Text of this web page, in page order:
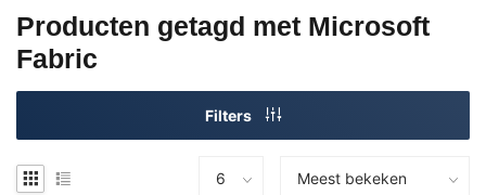
Producten getagd met Microsoft
Fabric
Filters